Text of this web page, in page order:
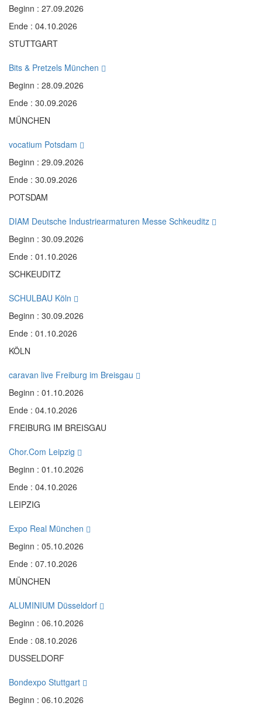
Beginn : 27.09.2026
Ende : 04.10.2026
STUTTGART
Bits & Pretzels München
Beginn : 28.09.2026
Ende : 30.09.2026
MÜNCHEN
vocatium Potsdam
Beginn : 29.09.2026
Ende : 30.09.2026
POTSDAM
DIAM Deutsche Industriearmaturen Messe Schkeuditz
Beginn : 30.09.2026
Ende : 01.10.2026
SCHKEUDITZ
SCHULBAU Köln
Beginn : 30.09.2026
Ende : 01.10.2026
KÖLN
caravan live Freiburg im Breisgau
Beginn : 01.10.2026
Ende : 04.10.2026
FREIBURG IM BREISGAU
Chor.Com Leipzig
Beginn : 01.10.2026
Ende : 04.10.2026
LEIPZIG
Expo Real München
Beginn : 05.10.2026
Ende : 07.10.2026
MÜNCHEN
ALUMINIUM Düsseldorf
Beginn : 06.10.2026
Ende : 08.10.2026
DUSSELDORF
Bondexpo Stuttgart
Beginn : 06.10.2026